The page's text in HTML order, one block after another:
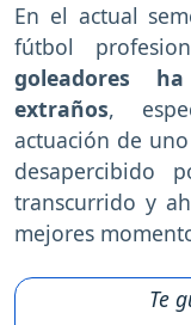
En el actual
fútbol
goleadores
extraños,
actuación de
desapercibido
transcurrido y
mejores
Te